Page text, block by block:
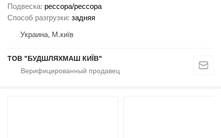
Подвеска рессора/рессора
Способ разгрузки задняя
Украина, М.київ
ТОВ "БУДШЛЯХМАШ КИЇВ"